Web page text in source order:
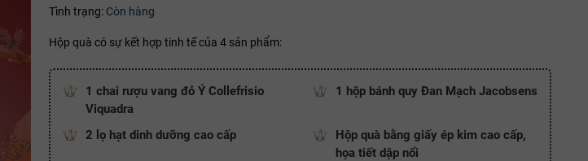
Tình trạng: Còn hàng
Hộp quà có sự kết hợp tinh tế của 4 sản phẩm:
1 chai rượu vang đỏ Ý Collefrisio
Viquadra
1 hộp bánh quy Đan Mạch Jacobsens
2 lọ hạt dinh dưỡng cao cấp
Hộp quà bằng giấy ép kim cao cấp,
họa tiết dập nổi